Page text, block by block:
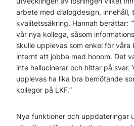
arbete med dialogdesign, innehåll,
kvalitetssäkring. Hannah berättar:
vår nya kollega, såsom
skulle upplevas som enkel för våra
internt att jobba med honom. Det
inte hallucinerar och hittar på svar.
upplevas ha lika bra bemötande
kollegor på LKF.”
Nya funktioner och uppdateringar